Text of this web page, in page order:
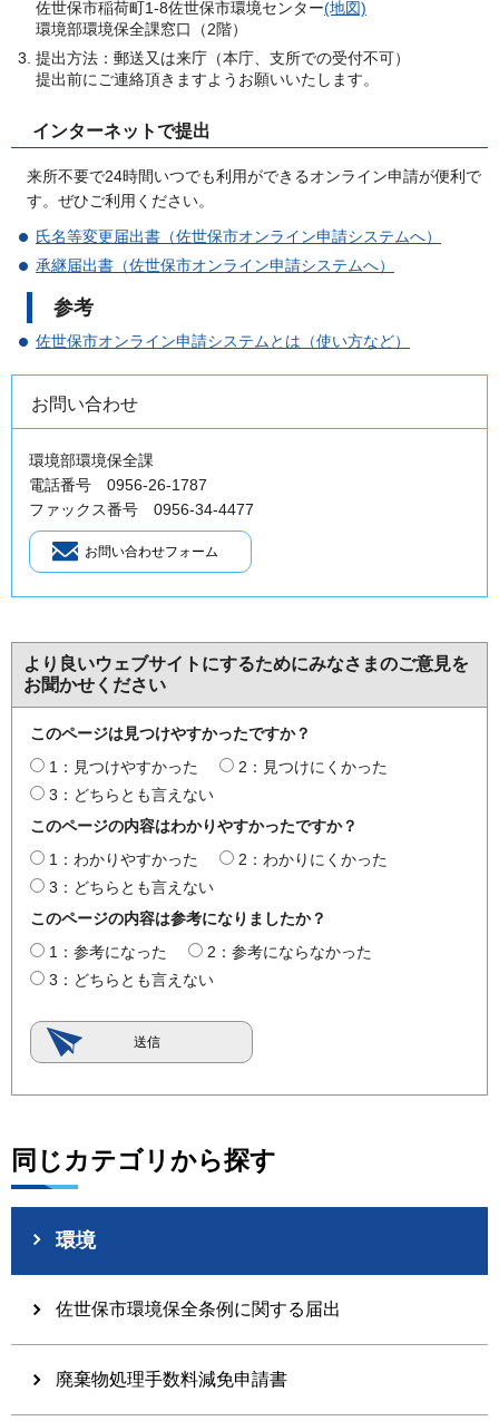
佐世保市稲荷町1-8佐世保市環境センター(地図)
環境部環境保全課窓口（2階）
提出方法：郵送又は来庁（本庁、支所での受付不可）
提出前にご連絡頂きますようお願いいたします。
インターネットで提出
来所不要で24時間いつでも利用ができるオンライン申請が便利で
す。ぜひご利用ください。
氏名等変更届出書（佐世保市オンライン申請システムへ）
承継届出書（佐世保市オンライン申請システムへ）
参考
佐世保市オンライン申請システムとは（使い方など）
お問い合わせ
環境部環境保全課
電話番号 0956-26-1787
ファックス番号 0956-34-4477
より良いウェブサイトにするためにみなさまのご意見を
お聞かせください
このページは見つけやすかったですか？
1：見つけやすかった
2：見つけにくかった
3：どちらとも言えない
このページの内容はわかりやすかったですか？
1：わかりやすかった
2：わかりにくかった
3：どちらとも言えない
このページの内容は参考になりましたか？
1：参考になった
2：参考にならなかった
3：どちらとも言えない
同じカテゴリから探す
環境
佐世保市環境保全条例に関する届出
廃棄物処理手数料減免申請書